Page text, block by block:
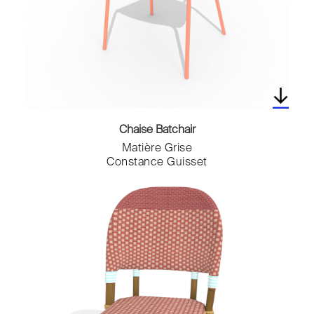
Chaise Batchair
Matière Grise
Constance Guisset